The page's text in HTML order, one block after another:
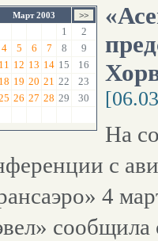
Март 2003
1
2
4 5 6 7 8
9
11 12 13 14 15
16
18 19 20 21 22
23
26 27 28 29
30
На
с
4